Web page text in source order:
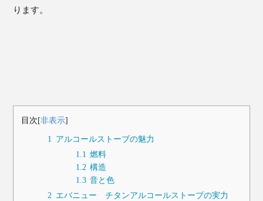
ります。
目次 [非表示]
1
アルコールストーブの魅力
1.1 燃料
1.2 構造
1.3 音と色
2 エバニュー チタンアルコールストーブの実力